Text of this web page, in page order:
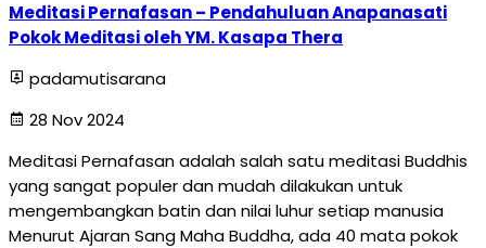
Meditasi Pernafasan – Pendahuluan Anapanasati
Pokok Meditasi oleh YM. Kasapa Thera
padamutisarana
28 Nov 2024
Meditasi Pernafasan adalah salah satu meditasi Buddhis
yang sangat populer dan mudah dilakukan untuk
mengembangkan batin dan nilai luhur setiap manusia
Menurut Ajaran Sang Maha Buddha, ada 40 mata pokok